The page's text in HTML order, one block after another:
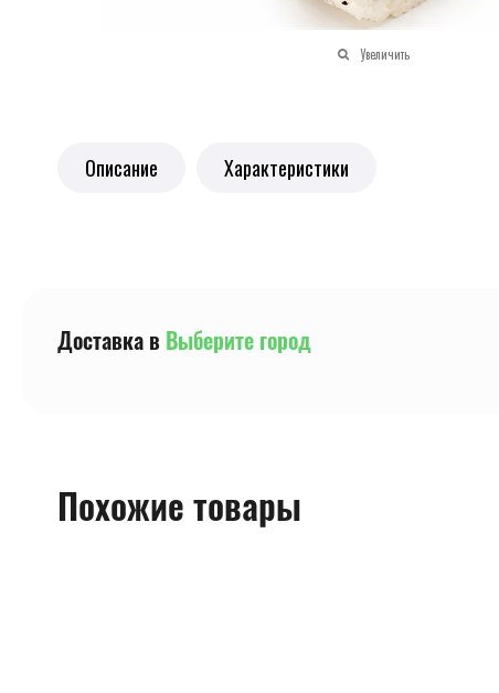
Увеличить
Описание Характеристики
Доставка в Выберите город
Похожие товары